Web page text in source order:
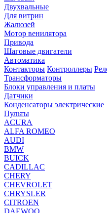
Двухвальные
Для витрин
Жалюзей
Мотор венилятора
Привода
Шаговые двигатели
Автоматика
Контакторы Контроллеры
Трансформаторы
Блоки управления и платы
Датчики
Конденсаторы электрические
Пульты
ACURA
ALFA ROMEO
AUDI
BMW
BUICK
CADILLAC
CHERY
CHEVROLET
CHRYSLER
CITROEN
DAEWOO